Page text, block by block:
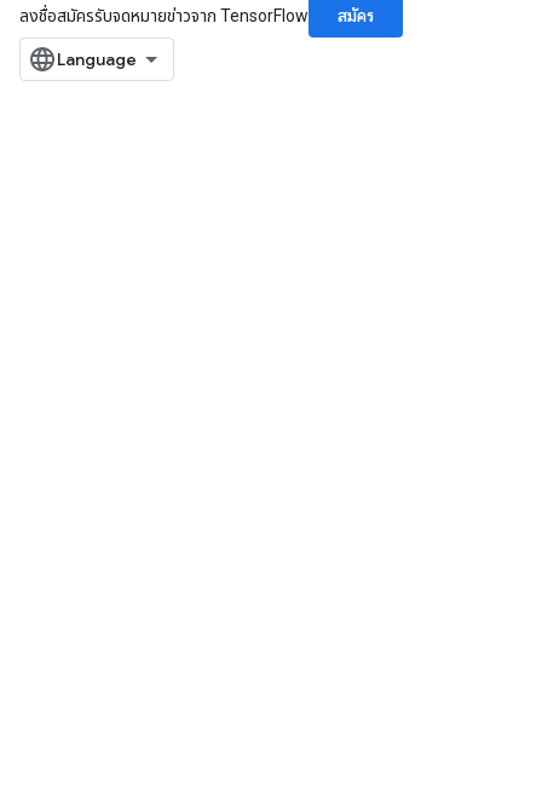
ลงชื่อสมัครรับจดหมายข่าวจาก TensorFlow
สมัคร